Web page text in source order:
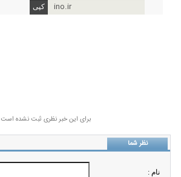
ino.ir
برای این خبر نظری ثبت نشده است
نظر شما
نام :